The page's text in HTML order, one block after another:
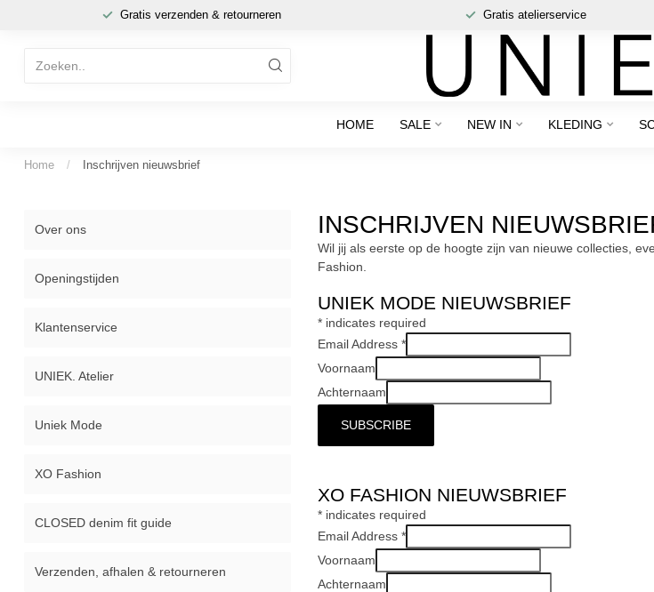
Gratis verzenden & retourneren Gratis atelierservice
HOME SALE NEW IN KLEDING
Home / Inschrijven nieuwsbrief
Over ons
Openingstijden
Klantenservice
UNIEK. Atelier
Uniek Mode
XO Fashion
CLOSED denim fit guide
Verzenden, afhalen & retourneren
INSCHRIJVEN
Wil jij als eerste op de hoogte zijn van nieuwe collecties,
Fashion.
UNIEK MODE NIEUWSBRIEF
* indicates required
Email Address *
Voornaam
Achternaam
XO FASHION NIEUWSBRIEF
* indicates required
Email Address *
Voornaam
Achternaam